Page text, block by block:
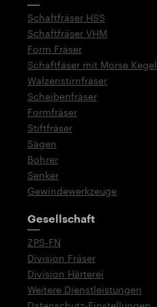
Schaftfräser HSS
Schaftfräser VHM
Form Fräser
Schaftfäser mit Morse Kegel
Walzenstirnfräser
Scheibenfräser
Formfräser
Stiftfräser
Sägen
Bohrer
Senker
Gewindewerkzeuge
Gesellschaft
ZPS-FN
Division Fräser
Division Härterei
Weitere Dienstleistungen